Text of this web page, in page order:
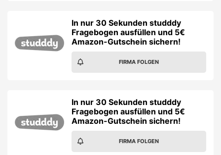
In nur 30 Sekunden studddy
Fragebogen ausfüllen und 5€
Amazon-Gutschein sichern!
FIRMA FOLGEN
In nur 30 Sekunden studddy
Fragebogen ausfüllen und 5€
Amazon-Gutschein sichern!
FIRMA FOLGEN